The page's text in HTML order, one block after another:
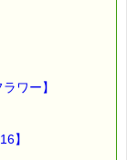
ち早くお届け致
ワー】
】